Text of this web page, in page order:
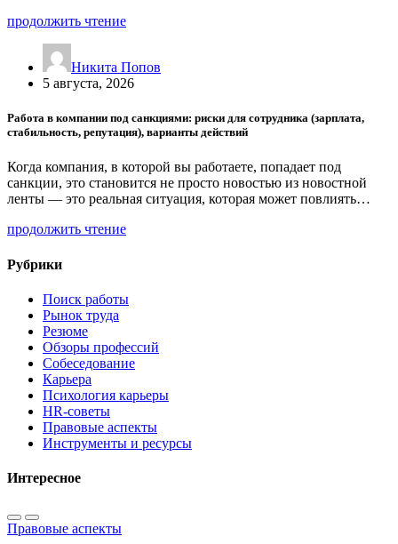
продолжить чтение
Никита Попов
5 августа, 2026
Работа в компании под санкциями: риски для сотрудника (зарплата,
стабильность, репутация), варианты действий
Когда компания, в которой вы работаете, попадает под
санкции, это становится не просто новостью из новостной
ленты — это реальная ситуация, которая может повлиять…
продолжить чтение
Рубрики
Поиск работы
Рынок труда
Резюме
Обзоры профессий
Собеседование
Карьера
Психология карьеры
HR-советы
Правовые аспекты
Инструменты и ресурсы
Интересное
Правовые аспекты